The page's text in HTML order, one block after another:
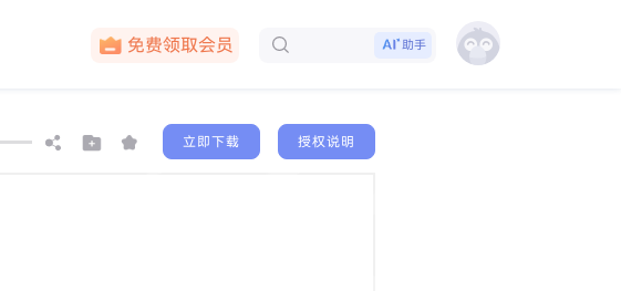
免费领取会员
助手
立即下载 授权说明